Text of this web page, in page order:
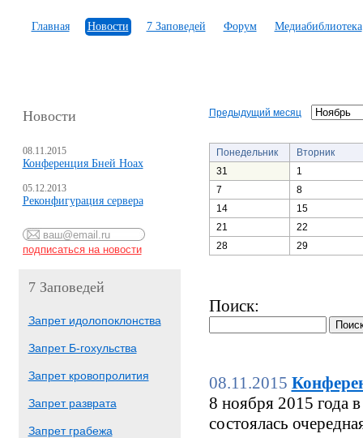
Главная Новости 7 Заповедей Форум Медиабиблиотека
Новости
08.11.2015
Конференция Бней Ноах
05.12.2013
Реконфигурация сервера
7 Заповедей
Запрет идолопоклонства
Запрет Б-гохульства
Запрет кровопролития
Запрет разврата
Запрет грабежа
Предыдущий месяц
Понедельник
Вторник
31
1
7
8
14
15
21
22
28
29
Поиск:
08.11.2015
8 ноября 2015 года
состоялась